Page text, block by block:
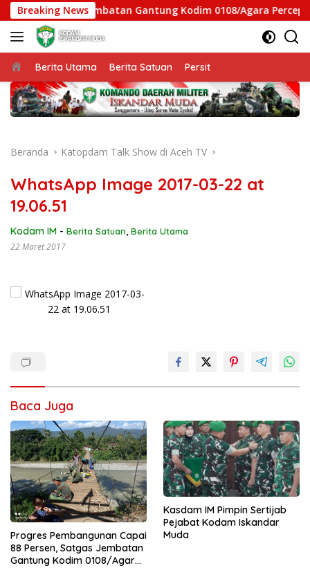
Langsung
ke
konten
Breaking News
Satgas Jembatan Gantung Kodim 0108/Agara Percepat
Beranda
Berita Utama Berita Satuan Persit
Beranda Katopdam Talk Show di Aceh TV
WhatsApp Image 2017-03-22 at
19.06.51
Kodam IM - Berita Satuan, Berita Utama
22 Maret 2017
Baca Juga
Progres Pembangunan Capai
88 Persen, Satgas Jembatan
Gantung Kodim 0108/Agara
Kasdam IM Pimpin Sertijab
Pejabat Kodam Iskandar
Muda